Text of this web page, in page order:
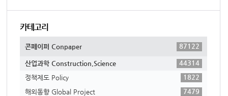
카테고리
콘페이퍼 Conpaper 87122
산업과학 Construction,Science
44314
정책제도 Policy
1822
해외동향 Global Project
7479